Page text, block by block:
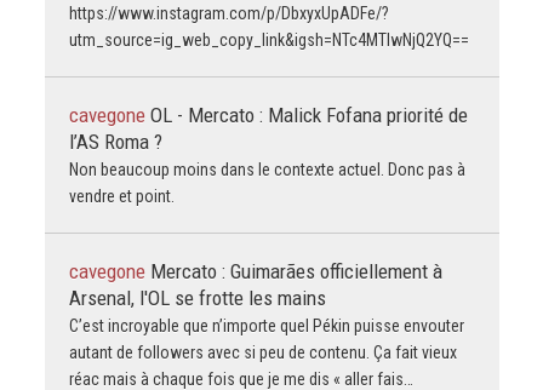
https://www.instagram.com/p/DbxyxUpADFe/?
utm_source=ig_web_copy_link&igsh=NTc4MTIwNjQ2YQ==
cavegone OL - Mercato : Malick Fofana priorité de
l’AS Roma ?
Non beaucoup moins dans le contexte actuel. Donc pas à
vendre et point.
cavegone Mercato : Guimarães officiellement à
Arsenal, l'OL se frotte les mains
C’est incroyable que n’importe quel Pékin puisse envouter
autant de followers avec si peu de contenu. Ça fait vieux
réac mais à chaque fois que je me dis « aller fais…